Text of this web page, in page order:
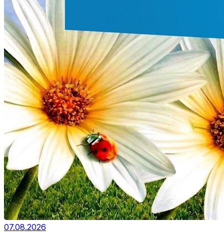
07.08.2026